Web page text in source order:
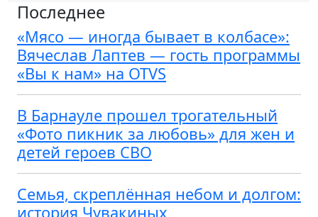
Последнее
«Мясо — иногда бывает в колбасе»:
Вячеслав Лаптев — гость программы
«Вы к нам» на OTVS
В Барнауле прошел трогательный
«Фото пикник за любовь» для жен и
детей героев СВО
Семья, скреплённая небом и долгом:
история Чувакиных